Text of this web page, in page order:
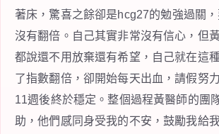
著床，驚喜之餘卻是hcg27的勉強過關
沒有翻倍。自己其實非常沒有信心，但
都說還不用放棄還有希望，自己就在這
了指數翻倍，卻開始每天出血，請假努
11週後終於穩定。整個過程黃醫師的團
助，他們感同身受我的不安，鼓勵我給